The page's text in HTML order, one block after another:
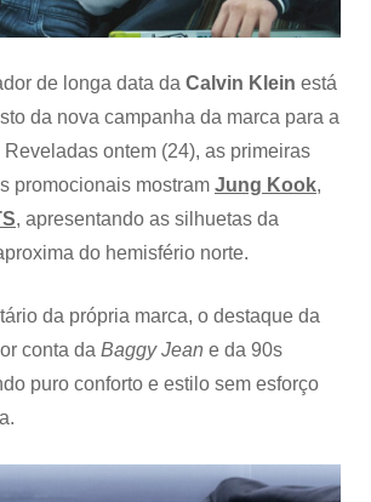
de longa data da Calvin Klein está
da nova campanha da marca para a
Reveladas ontem (24), as primeiras
promocionais mostram Jung Kook,
, apresentando as silhuetas da
do hemisfério norte.
da própria marca, o destaque da
conta da Baggy Jean e da 90s
puro conforto e estilo sem esforço